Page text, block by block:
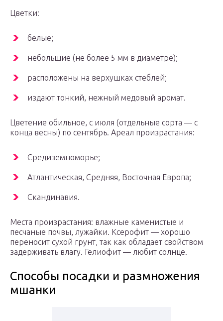
Цветки:
белые;
небольшие (не более 5 мм в диаметре);
расположены на верхушках стеблей;
издают тонкий, нежный медовый аромат.
Цветение обильное, с июля (отдельные сорта — с
конца весны) по сентябрь. Ареал произрастания:
Средиземноморье;
Атлантическая, Средняя, Восточная Европа;
Скандинавия.
Места произрастания: влажные каменистые и
песчаные почвы, лужайки. Ксерофит — хорошо
переносит сухой грунт, так как обладает свойством
задерживать влагу. Гелиофит — любит солнце.
Способы посадки и размножения
мшанки